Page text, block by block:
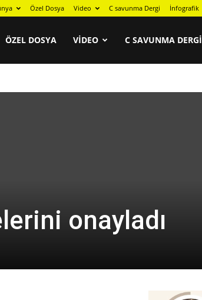
Özel Dosya Video C savunma Dergi İnfografik
ÖZEL DOSYA VIDEO C SAVUNMA DERGI
onayladı